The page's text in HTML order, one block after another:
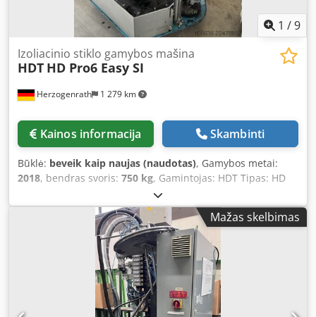
1 /9
Herzogenrath 1 279 km
Izoliacinio stiklo gamybos mašina
HDT HD Pro6 Easy SI
Kainos informacija Skambinti
Būklė: beveik kaip naujas (naudotas), Gamybos metai:
2018, bendras svoris: 750 kg, Gamintojas: HDT Tipas: HD
Pro6 Easy SI Gamybos metai: 2003 / 2018 Srovė: 16 A
Svoris: 750 kg HD Pro-6 Easy – tai geriausias HDT
hidraulinių rankinių sandarinimo įrenginių modelis.
Naujoviška šešiakampė pagrindinė konstrukcija užtikrina
didesnį stabilumą, o pasukamas valdymo skydas – tik viena
iš akivaizdžiausių naujosios, aukštųjų technologijų versijos
savybių. Dsdpfxozraafj Ankjck Pasukamas svirtis su
pneumatine pagalba leidžia efektyviai integruoti į jūsų
individualų darbo procesą ir užtikrina optimalų
Mažas skelbimas